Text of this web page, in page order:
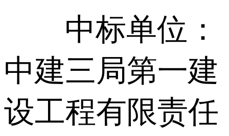
中标单位：
中建三局第一建
设工程有限责任